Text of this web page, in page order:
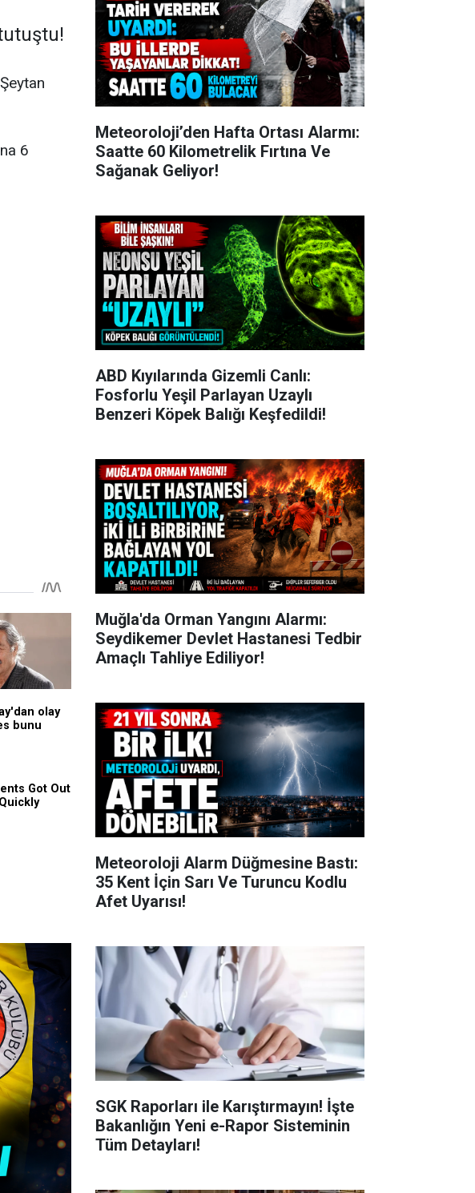
6
Meteoroloji’den Hafta Ortası Alarmı:
Saatte 60 Kilometrelik Fırtına Ve
Sağanak Geliyor!
ABD Kıyılarında Gizemli Canlı:
Fosforlu Yeşil Parlayan Uzaylı
Benzeri Köpek Balığı Keşfedildi!
Muğla'da Orman Yangını Alarmı:
Seydikemer Devlet Hastanesi Tedbir
Amaçlı Tahliye Ediliyor!
Meteoroloji Alarm Düğmesine Bastı:
35 Kent İçin Sarı Ve Turuncu Kodlu
Afet Uyarısı!
SGK Raporları ile Karıştırmayın! İşte
Bakanlığın Yeni e-Rapor Sisteminin
Tüm Detayları!